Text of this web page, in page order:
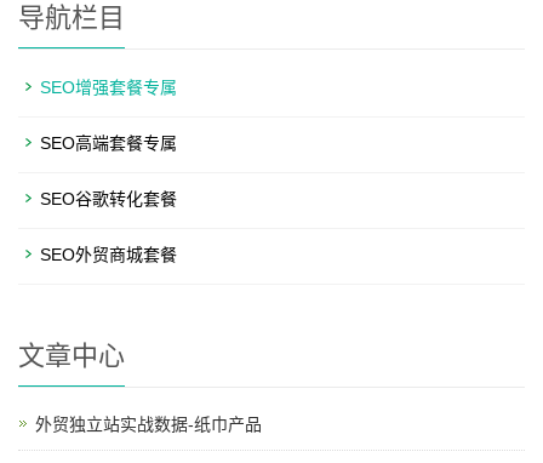
导航栏目
SEO增强套餐专属
SEO高端套餐专属
SEO谷歌转化套餐
SEO外贸商城套餐
文章中心
外贸独立站实战数据-纸巾产品